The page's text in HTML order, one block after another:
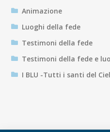
Animazione
Luoghi della fede
Testimoni della fede
Testimoni della fede e
I BLU -Tutti i santi del